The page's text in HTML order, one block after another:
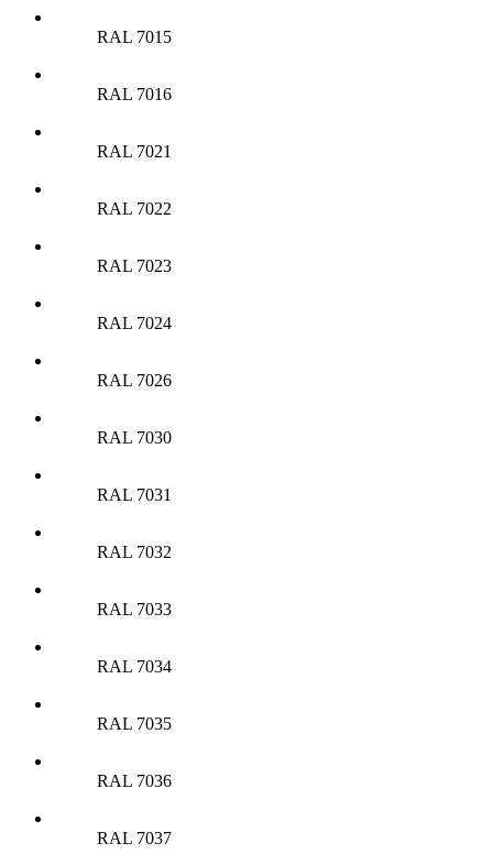
RAL 7015
RAL 7016
RAL 7021
RAL 7022
RAL 7023
RAL 7024
RAL 7026
RAL 7030
RAL 7031
RAL 7032
RAL 7033
RAL 7034
RAL 7035
RAL 7036
RAL 7037